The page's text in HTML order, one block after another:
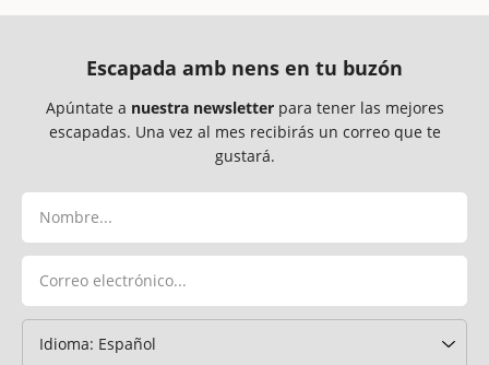
Escapada amb nens en tu buzón
Apúntate a nuestra newsletterpara tener las mejores
escapadas. Una vez al mes recibirás un correo que te
gustará.